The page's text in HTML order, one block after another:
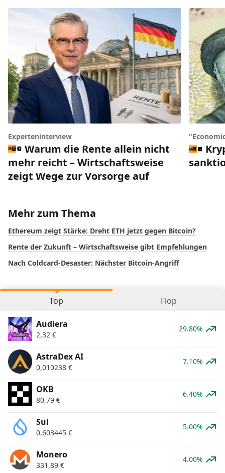
Experteninterview
Warum die Rente allein nicht
mehr reicht – Wirtschaftsweise
zeigt Wege zur Vorsorge auf
Mehr zum Thema
Ethereum zeigt Stärke: Dreht ETH jetzt gegen Bitcoin?
Rente der Zukunft – Wirtschaftsweise gibt Empfehlungen
Nach Coldcard-Desaster: Nächster Bitcoin-Angriff
Top Flop
Audiera
2,32 €
29.80%
AstraDex AI
0,010238 €
7.10%
OKB
80,79 €
6.40%
Sui
0,603445 €
5.00%
Monero
331,89 €
4.00%